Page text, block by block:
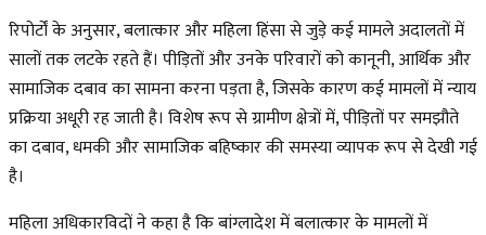
रिपोर्टों के अनुसार, बलात्कार और महिला हिंसा से जुड़े कई मामले अदालतों में
सालों तक लटके रहते हैं। पीड़ितों और उनके परिवारों को कानूनी, आर्थिक और
सामाजिक दबाव का सामना करना पड़ता है, जिसके कारण कई मामलों में न्याय
प्रक्रिया अधूरी रह जाती है। विशेष रूप से ग्रामीण क्षेत्रों में, पीड़ितों पर समझौते
का दबाव, धमकी और सामाजिक बहिष्कार की समस्या व्यापक रूप से देखी गई
है।
महिला अधिकारविदों ने कहा है कि बांग्लादेश में बलात्कार के मामलों में